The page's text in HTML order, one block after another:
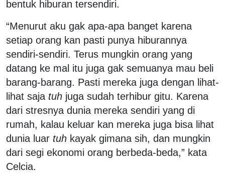
bentuk hiburan tersendiri.
“Menurut aku gak apa-apa banget karena
setiap orang kan pasti punya hiburannya
sendiri-sendiri. Terus mungkin orang yang
datang ke mal itu juga gak semuanya mau beli
barang-barang. Pasti mereka juga dengan lihat-
lihat saja tuh juga sudah terhibur gitu. Karena
dari stresnya dunia mereka sendiri yang di
rumah, kalau keluar kan mereka juga bisa lihat
dunia luar tuh kayak gimana sih, dan mungkin
dari segi ekonomi orang berbeda-beda,” kata
Celcia.